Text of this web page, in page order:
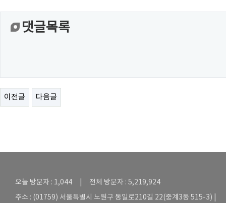
댓글목록
이전글 다음글
오늘 방문자 : 1,044 | 전체 방문자 : 5,219,924
주소 : (01759) 서울특별시 노원구 동일로210길 22(중계3동 515-3) |